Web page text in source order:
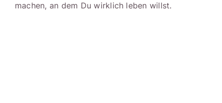
machen, an dem Du wirklich leben willst.